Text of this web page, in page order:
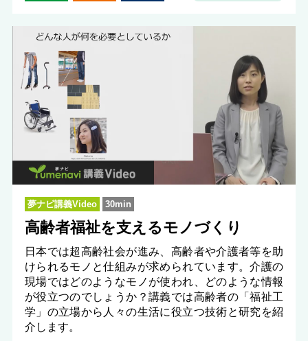
夢ナビ講義Video 30min
高齢者福祉を支えるモノづくり
日本では超高齢社会が進み、高齢者や介護者等を助
けられるモノと仕組みが求められています。介護の
現場ではどのようなモノが使われ、どのような情報
が役立つのでしょうか？講義では高齢者の「福祉工
学」の立場から人々の生活に役立つ技術と研究を紹
介します。